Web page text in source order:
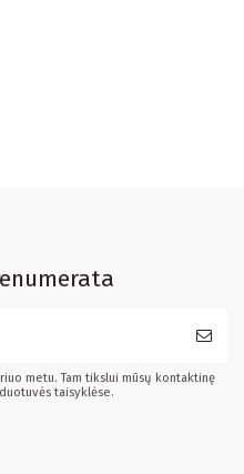
metu. Tam tikslui mūsų kontaktinę
taisyklėse.